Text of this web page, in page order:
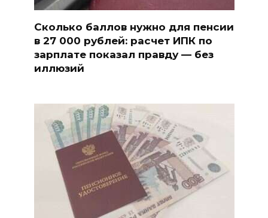
Сколько баллов нужно для пенсии
в 27 000 рублей: расчет ИПК по
зарплате показал правду — без
иллюзий